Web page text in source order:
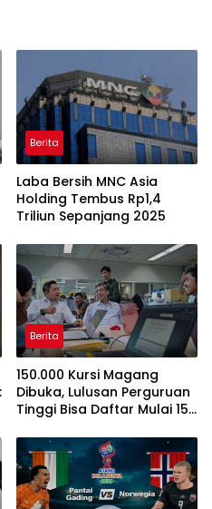
Berita
Laba Bersih MNC Asia
Holding Tembus Rp1,4
Triliun Sepanjang 2025
Berita
150.000 Kursi Magang
Dibuka, Lulusan Perguruan
Tinggi Bisa Daftar Mulai 15